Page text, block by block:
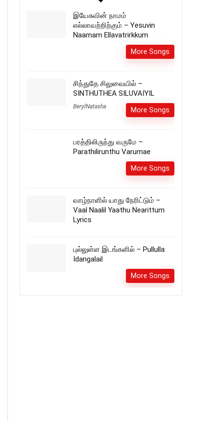
இயேசுவின் நாமம்
எல்லாவற்றிற்கும் – Yesuvin
Naamam Ellavatrirkkum
More Songs
சிந்துதே சிலுவையில் –
SINTHUTHEA SILUVAIYIL
BerylNatasha More Songs
பரத்திலிருந்து வருமே –
Parathilirunthu Varumae
More Songs
வாழ்நாளில் யாது நேரிட்டும் –
Vaal Naalil Yaathu Nearittum
Lyrics
புல்லுள்ள இடங்களில் – Pullulla
Idangalail
More Songs